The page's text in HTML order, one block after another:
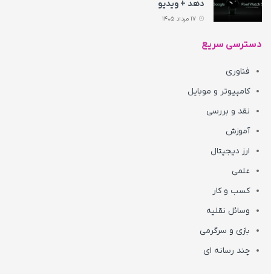
دهد + ویدیو
دسترسی سریع
فناوری
کامپیوتر و موبایل
نقد و بررسی
آموزش
ارز دیجیتال
علمی
کسب و کار
وسائل نقلیه
بازی و سرگرمی
چند رسانه ای